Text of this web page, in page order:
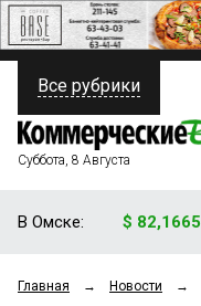
ПОЛИТИКА
ФИНАНСЫ
ОБЩЕСТВО
Все рубрики
Суббота, 8 Августа
В Омске: $ 82,1665
Главная → Новости →